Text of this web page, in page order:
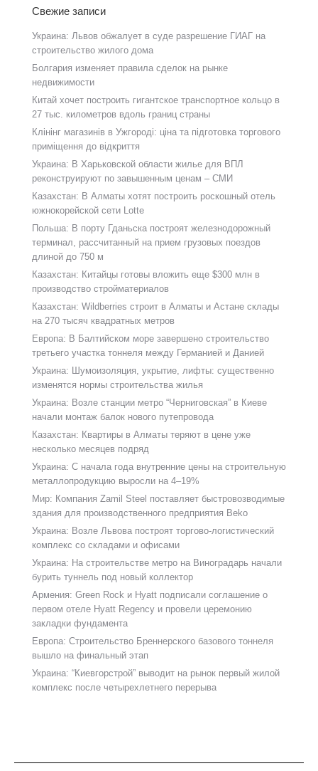
Свежие записи
Украина: Львов обжалует в суде разрешение ГИАГ на
строительство жилого дома
Болгария изменяет правила сделок на рынке
недвижимости
Китай хочет построить гигантское транспортное кольцо в
27 тыс. километров вдоль границ страны
Клінінг магазинів в Ужгороді: ціна та підготовка торгового
приміщення до відкриття
Украина: В Харьковской области жилье для ВПЛ
реконструируют по завышенным ценам – СМИ
Казахстан: В Алматы хотят построить роскошный отель
южнокорейской сети Lotte
Польша: В порту Гданьска построят железнодорожный
терминал, рассчитанный на прием грузовых поездов
длиной до 750 м
Казахстан: Китайцы готовы вложить еще $300 млн в
производство стройматериалов
Казахстан: Wildberries строит в Алматы и Астане склады
на 270 тысяч квадратных метров
Европа: В Балтийском море завершено строительство
третьего участка тоннеля между Германией и Данией
Украина: Шумоизоляция, укрытие, лифты: существенно
изменятся нормы строительства жилья
Украина: Возле станции метро “Черниговская” в Киеве
начали монтаж балок нового путепровода
Казахстан: Квартиры в Алматы теряют в цене уже
несколько месяцев подряд
Украина: С начала года внутренние цены на строительную
металлопродукцию выросли на 4–19%
Мир: Компания Zamil Steel поставляет быстровозводимые
здания для производственного предприятия Beko
Украина: Возле Львова построят торгово-логистический
комплекс со складами и офисами
Украина: На строительстве метро на Виноградарь начали
бурить туннель под новый коллектор
Армения: Green Rock и Hyatt подписали соглашение о
первом отеле Hyatt Regency и провели церемонию
закладки фундамента
Европа: Строительство Бреннерского базового тоннеля
вышло на финальный этап
Украина: “Киевгорстрой” выводит на рынок первый жилой
комплекс после четырехлетнего перерыва